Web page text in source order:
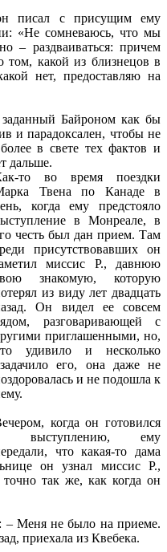
писал с присущим ему
«Не сомневаюсь, что мы
– раздваиваться: причем
какой из близнецов в
нет, предоставляю на
Байроном как бы
и парадоксален, чтобы не
в свете тех фактов и
дальше.
то во время поездки
Твена по Канаде в
когда ему предстояло
в Монреале, в
честь был дан прием. Там
присутствовавших он
миссис Р., давнюю
знакомую, которую
из виду лет двадцать
Он видел ее совсем
разговаривающей с
приглашенными, но,
удивило и несколько
его, она даже не
и не подошла к
когда он готовился
выступлению, ему
что какая-то дама
он узнал миссис Р.,
так же, как когда он
– Меня не было на приеме.
приехала из Квебека.